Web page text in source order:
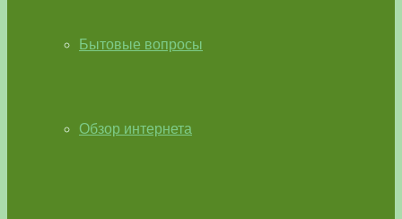
Бытовые вопросы
Обзор интернета